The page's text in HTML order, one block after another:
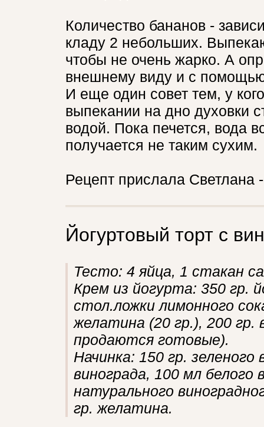
Количество бананов -
кладу 2 небольших.
чтобы не очень жарко. А
внешнему виду и с
И еще один совет тем, у
выпекании на дно духовки
водой. Пока печется, вода
получается не таким сухим.
Рецепт прислала Светлана
Йогуртовый торт с
Тесто: 4 яйца, 1 стакан
Крем из йогурта: 350 гр.
стол.ложки лимонного
желатина (20 гр.), 200 гр.
продаются готовые).
Начинка: 150 гр. зеленого
винограда, 100 мл белого
натурального
гр. желатина.